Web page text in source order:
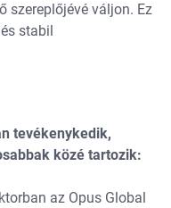
szereplőjévé váljon. Ez
stabil
tevékenykedik,
közé tartozik:
az Opus Global